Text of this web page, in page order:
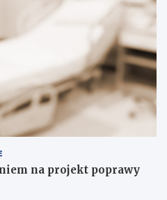
na projekt poprawy